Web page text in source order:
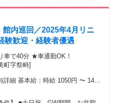
・盛岡駅 ・上盛岡駅 ・仙
滝沢市 ・矢巾町 ・雫石町 ・紫波
上市 ・奥州市 ・岩手町 などから
テルスタッフ ・フロントス
フェスタッフ ・飲食店スタッフ
ト受付 ・営業スタッフ ・接客サ
内巡回／2025年4月リニ
歓迎・経験者優遇
車で40分 ★車通勤OK！
町字祭畤]
詳細 基本給：時給 1050円 〜 1400